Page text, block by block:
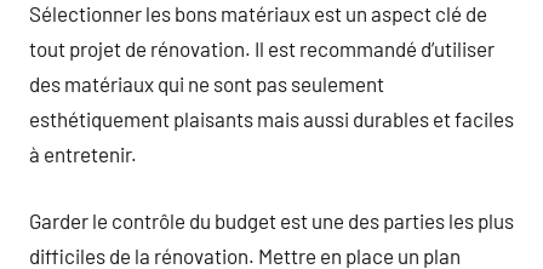
Sélectionner les bons matériaux est un aspect clé de
tout projet de rénovation. Il est recommandé d’utiliser
des matériaux qui ne sont pas seulement
esthétiquement plaisants mais aussi durables et faciles
à entretenir.
Garder le contrôle du budget est une des parties les plus
difficiles de la rénovation. Mettre en place un plan